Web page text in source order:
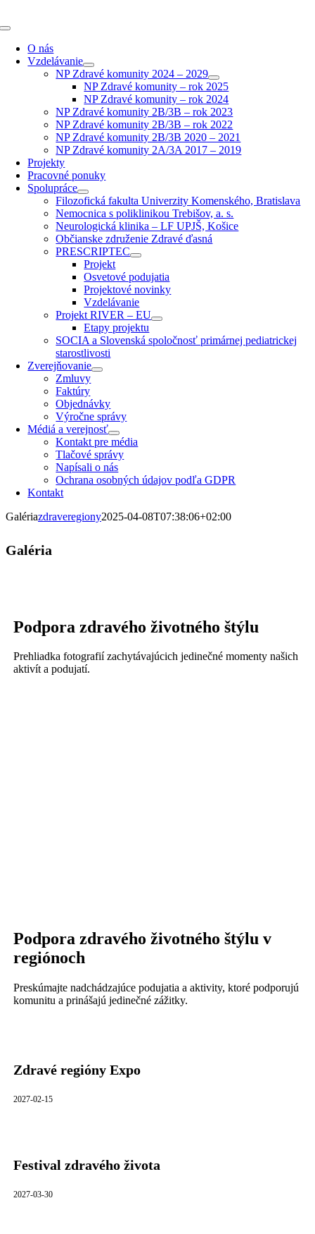
to
Toggle
Navigation
O nás
Vzdelávanie
NP Zdravé komunity 2024 – 2029
NP Zdravé komunity – rok 2025
NP Zdravé komunity – rok 2024
NP Zdravé komunity 2B/3B – rok 2023
NP Zdravé komunity 2B/3B – rok 2022
NP Zdravé komunity 2B/3B 2020 – 2021
NP Zdravé komunity 2A/3A 2017 – 2019
Projekty
Pracovné ponuky
Spolupráce
Filozofická fakulta Univerzity Komenského, Bratislava
Nemocnica s poliklinikou Trebišov, a. s.
Neurologická klinika – LF UPJŠ, Košice
Občianske združenie Zdravé ďasná
PRESCRIPTEC
Projekt
Osvetové podujatia
Projektové novinky
Vzdelávanie
Projekt RIVER – EU
Etapy projektu
SOCIA a Slovenská spoločnosť primárnej pediatrickej
starostlivosti
Zverejňovanie
Zmluvy
Faktúry
Objednávky
Výročne správy
Médiá a verejnosť
Kontakt pre média
Tlačové správy
Napísali o nás
Ochrana osobných údajov podľa GDPR
Kontakt
Galériazdraveregiony2025-04-08T07:38:06+02:00
Galéria
Podpora zdravého životného štýlu
Prehliadka fotografií zachytávajúcich jedinečné momenty našich
aktivít a podujatí.
Podpora zdravého životného štýlu v
regiónoch
Preskúmajte nadchádzajúce podujatia a aktivity, ktoré podporujú
komunitu a prinášajú jedinečné zážitky.
Zdravé regióny Expo
2027-02-15
Festival zdravého života
2027-03-30